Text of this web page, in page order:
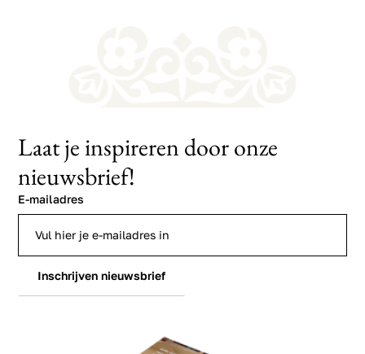
Laat je inspireren door onze
nieuwsbrief!
E-mailadres
Inschrijven nieuwsbrief